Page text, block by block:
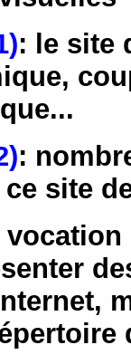
: le site
:
site
vocation